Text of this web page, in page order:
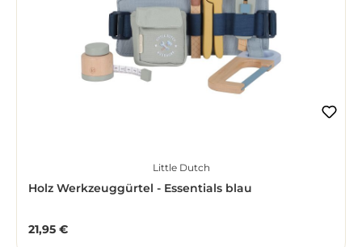
Little Dutch
Holz Werkzeuggürtel - Essentials blau
Regulärer Preis:
21,95 €